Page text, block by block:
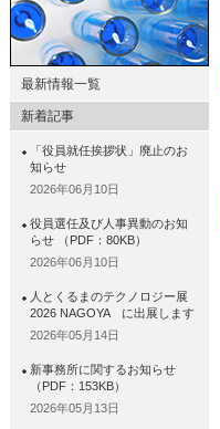
最新情報一覧
新着記事
「役員就任挨拶状」廃止のお
知らせ
2026年06月10日
役員選任及び人事異動のお知
らせ （PDF：80KB）
2026年06月10日
人とくるまのテクノロジー展
2026 NAGOYA に出展します
2026年05月14日
新事務所に関するお知らせ
（PDF：153KB）
2026年05月13日